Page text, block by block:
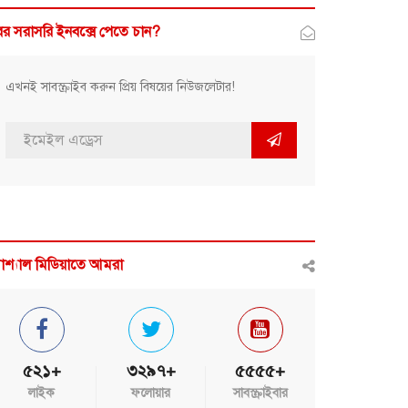
সরাসরি ইনবক্সে পেতে চান?
এখনই সাবস্ক্রাইব করুন প্রিয় বিষয়ের নিউজলেটার!
মিডিয়াতে আমরা
৫২১+
লাইক
৩২৯৭+
ফলোয়ার
৫৫৫৫+
সাবস্ক্রাইবার